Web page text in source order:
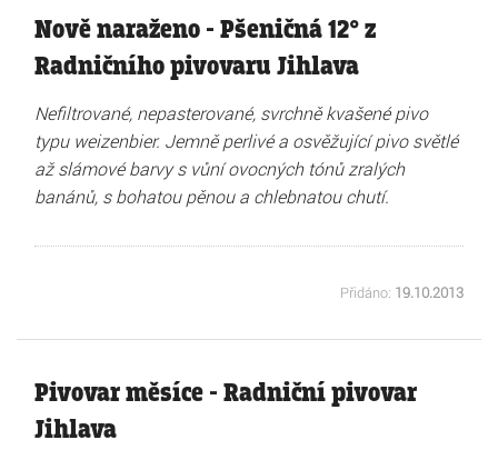
Nově naraženo - Pšeničná 12° z
Radničního pivovaru Jihlava
Nefiltrované, nepasterované, svrchně kvašené pivo
typu weizenbier. Jemně perlivé a osvěžující pivo světlé
až slámové barvy s vůní ovocných tónů zralých
banánů, s bohatou pěnou a chlebnatou chutí.
Přidáno: 19.10.2013
Pivovar měsíce - Radniční pivovar
Jihlava